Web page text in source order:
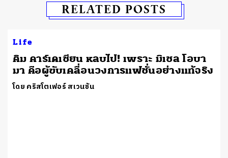
RELATED POSTS
Life
คิม คาร์เดเชียน หลบไป! เพราะ มิเชล โอบา
มา คือผู้ขับเคลื่อนวงการแฟชั่นอย่างแท้จริง
โดย คริสโตเฟอร์ สเวนซัน